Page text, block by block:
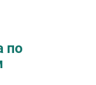
по